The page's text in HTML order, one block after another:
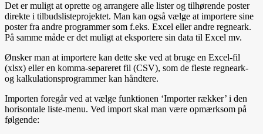
Det er muligt at oprette og arrangere alle lister og tilhørende poster
direkte i tilbudslisteprojektet. Man kan også vælge at importere sine
poster fra andre programmer som f.eks. Excel eller andre regneark.
På samme måde er det muligt at eksportere sin data til Excel mv.
Ønsker man at importere kan dette ske ved at bruge en Excel-fil
(xlsx) eller en komma-separeret fil (CSV), som de fleste regneark-
og kalkulationsprogrammer kan håndtere.
Importen foregår ved at vælge funktionen ‘Importer rækker’ i den
horisontale liste-menu. Ved import skal man være opmærksom på
følgende: